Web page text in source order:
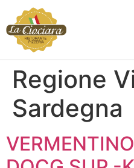
Regione
Sardegna